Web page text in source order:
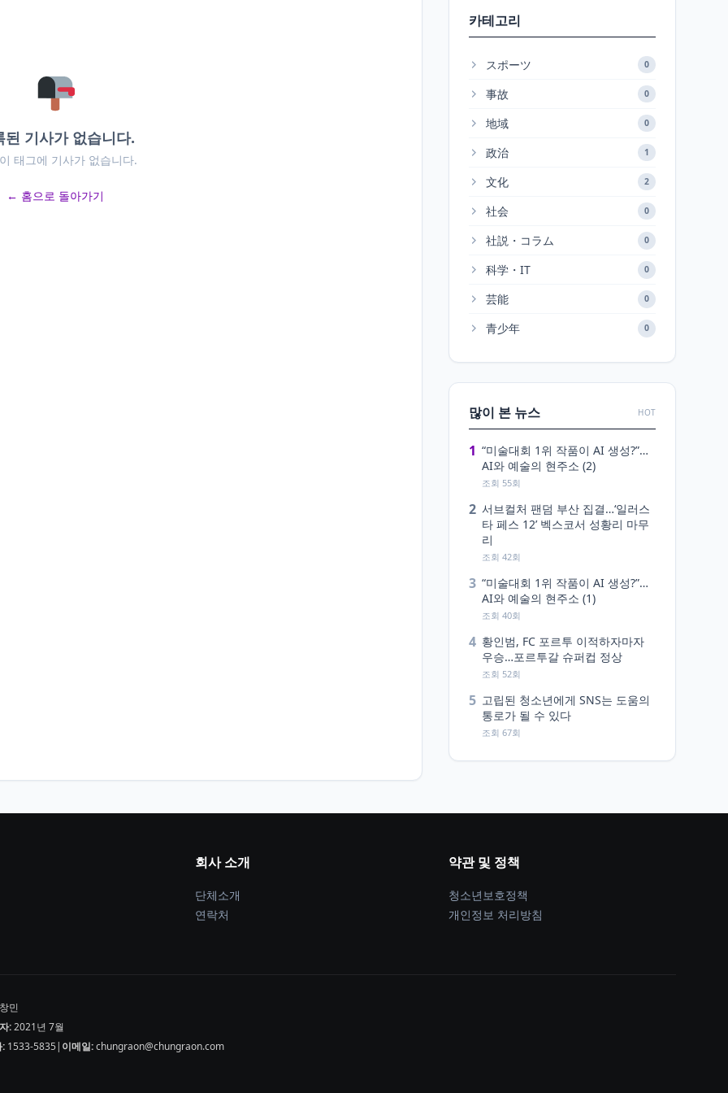
된 기사가 없습니다.
태그에 기사가 없습니다.
← 홈으로 돌아가기
카테고리
スポーツ 0
事故 0
地域 0
政治 1
文化 2
社会 0
社説・コラム 0
科学・IT 0
芸能 0
青少年 0
많이 본 뉴스 HOT
1 “미술대회 1위 작품이 AI 생성?”…
AI와 예술의 현주소 (2)
조회 55회
2 서브컬처 팬덤 부산 집결…‘일러스
타 페스 12’ 벡스코서 성황리 마무
리
조회 42회
3 “미술대회 1위 작품이 AI 생성?”…
AI와 예술의 현주소 (1)
조회 40회
4 황인범, FC 포르투 이적하자마자
우승…포르투갈 슈퍼컵 정상
조회 52회
5 고립된 청소년에게 SNS는 도움의
통로가 될 수 있다
조회 67회
회사 소개
단체소개
연락처
약관 및 정책
청소년보호정책
개인정보 처리방침
민
:2021년 7월
: 1533-5835| 이메일:chungraon@chungraon.com